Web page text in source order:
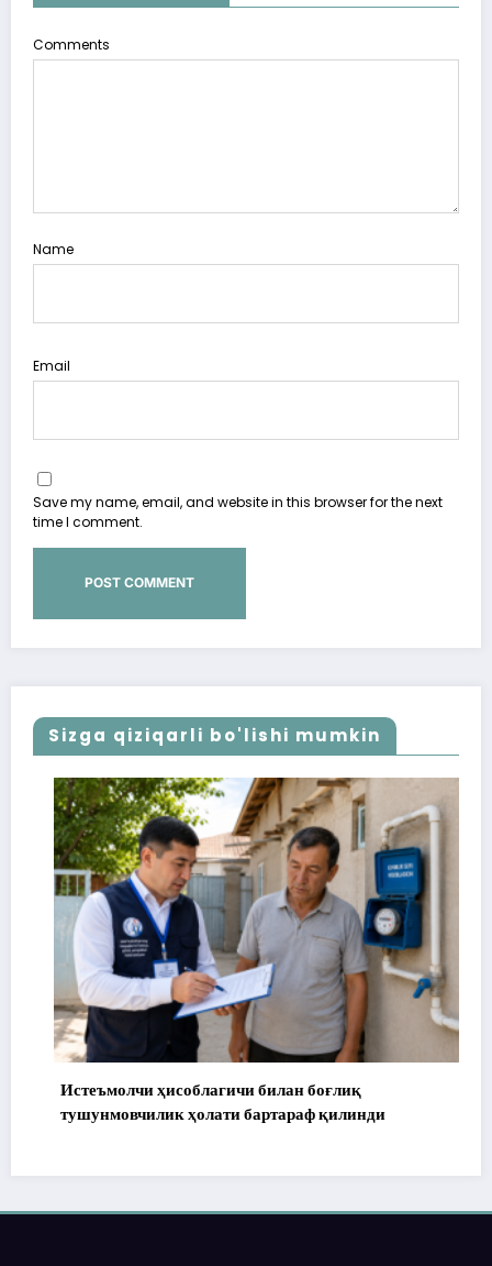
Comments
Name
Email
Save my name, email, and website in this browser for the next
time I comment.
Sizga qiziqarli bo'lishi mumkin
Истеъмолчи ҳисоблагичи билан боғлиқ
тушунмовчилик ҳолати бартараф қилинди